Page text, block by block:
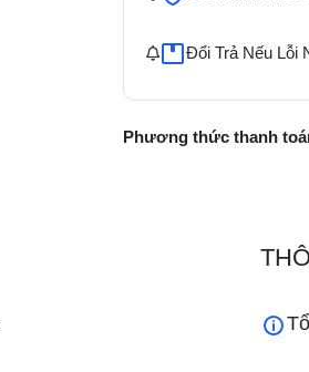
Đổi Trả Nếu Lỗi
Phương thức thanh